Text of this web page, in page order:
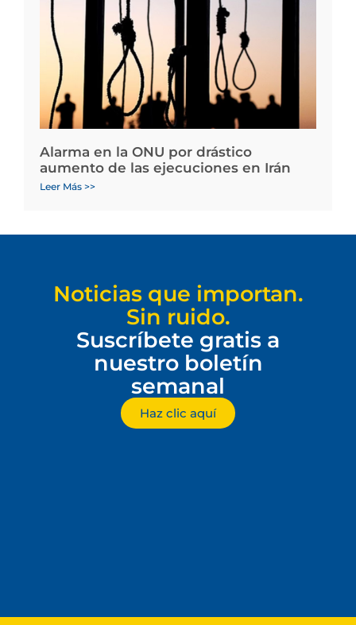
Alarma en la ONU por drástico
aumento de las ejecuciones en Irán
Leer Más >>
Noticias que importan.
Sin ruido.
Suscríbete gratis a
nuestro boletín
semanal
Haz clic aquí